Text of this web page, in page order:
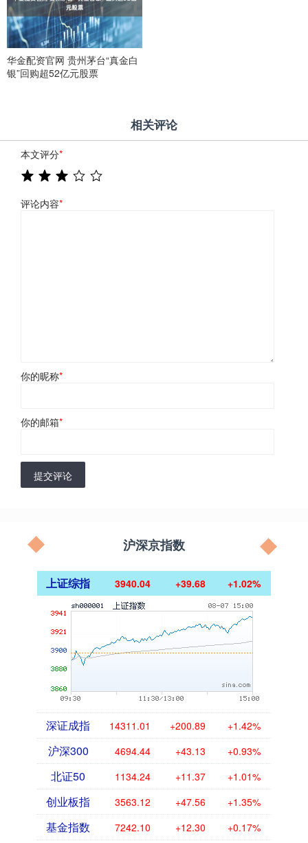
华金配资官网 贵州茅台“真金白
银”回购超52亿元股票
相关评论
本文评分*
评论内容*
你的昵称*
你的邮箱*
提交评论
沪深京指数
上证综指 3940.04 +39.68 +1.02%
深证成指 14311.01 +200.89 +1.42%
沪深300 4694.44 +43.13 +0.93%
北证50 1134.24 +11.37 +1.01%
创业板指 3563.12 +47.56 +1.35%
基金指数 7242.10 +12.30 +0.17%